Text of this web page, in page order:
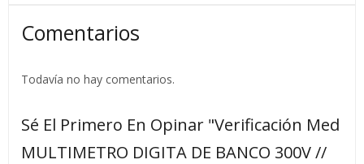
Comentarios
Todavía no hay comentarios.
Sé El Primero En Opinar "Verificación Med
MULTIMETRO DIGITA DE BANCO 300V //